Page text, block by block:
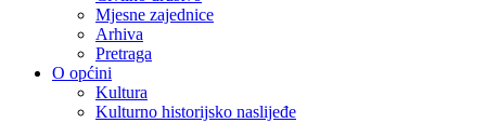
Mjesne zajednice
Arhiva
Pretraga
O općini
Kultura
Kulturno historijsko naslijeđe